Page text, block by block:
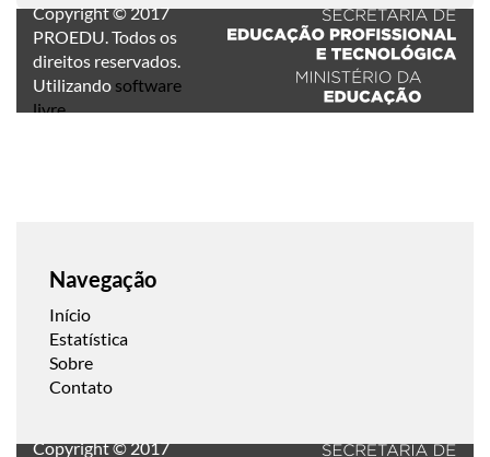
Copyright © 2017
PROEDU. Todos os
direitos reservados.
Utilizando software
livre.
Navegação
Início
Estatística
Sobre
Contato
Copyright © 2017